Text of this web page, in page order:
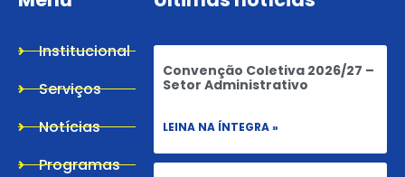
Institucional
Serviços
Notícias
Programas
Convenção Coletiva 2026/27 –
Setor Administrativo
LEINA NA ÍNTEGRA »